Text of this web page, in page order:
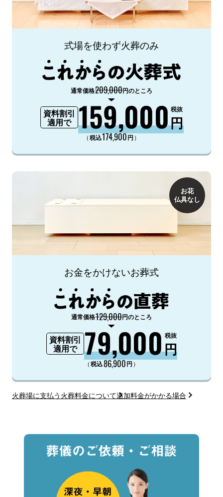
式場を使わず火葬のみ
通常価格209,000円のところ
資料割引
適用で
159,000円
税抜
（税込174,900円 ）
お花
仏具なし
お金をかけないお葬式
通常価格129,000円のところ
資料割引
適用で
79,000円
税抜
（税込86,900円 ）
火葬場に支払う火葬料金について追加料金がかかる場合